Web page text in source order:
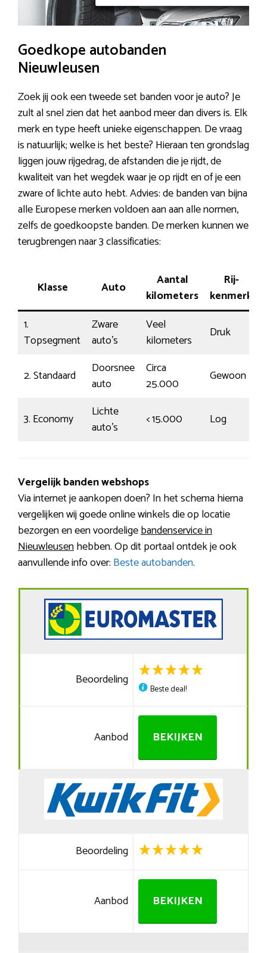
Goedkope autobanden
Nieuwleusen
Zoek jij ook een tweede set banden voor je auto? Je
zult al snel zien dat het aanbod meer dan divers is. Elk
merk en type heeft unieke eigenschappen. De vraag
is natuurlijk; welke is het beste? Hieraan ten grondslag
liggen jouw rijgedrag, de afstanden die je rijdt, de
kwaliteit van het wegdek waar je op rijdt en of je een
zware of lichte auto hebt. Advies: de banden van bijna
alle Europese merken voldoen aan aan alle normen,
zelfs de goedkoopste banden. De merken kunnen we
terugbrengen naar 3 classificaties:
Klasse Auto
Aantal
kilometers
Rij-
kenmerk
1.
Topsegment
Zware
auto’s
Veel
kilometers
Druk
2. Standaard
Doorsnee
auto
Circa
25.000
Gewoon
3. Economy
Lichte
auto’s
< 15.000 Log
Vergelijk banden webshops
Via internet je aankopen doen? In het schema hierna
vergelijken wij goede online winkels die op locatie
bezorgen en een voordeligebandenservice in
Nieuwleusenhebben. Op dit portaal ontdek je ook
aanvullende info over: Beste autobanden.
Beoordeling
Beste deal!
Aanbod BEKIJKEN
Beoordeling
Aanbod BEKIJKEN